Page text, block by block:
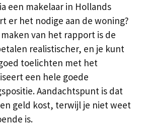
een makelaar in Hollands
er het nodige aan de woning?
van het rapport is de
realistischer, en je kunt
toelichten met het
een hele goede
Aandachtspunt is dat
geld kost, terwijl je niet weet
is.